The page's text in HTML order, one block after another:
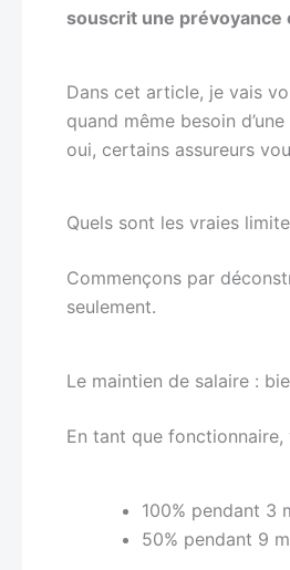
souscrit une prévoyance
Dans cet article, je vais
quand même besoin
oui, certains assureurs
Quels sont les vraies
Commençons par
seulement.
Le maintien de salaire :
En tant que fonctionnaire,
100% pendant 3
50% pendant 9